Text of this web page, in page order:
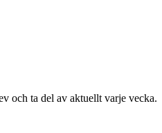
och ta del av aktuellt varje vecka.